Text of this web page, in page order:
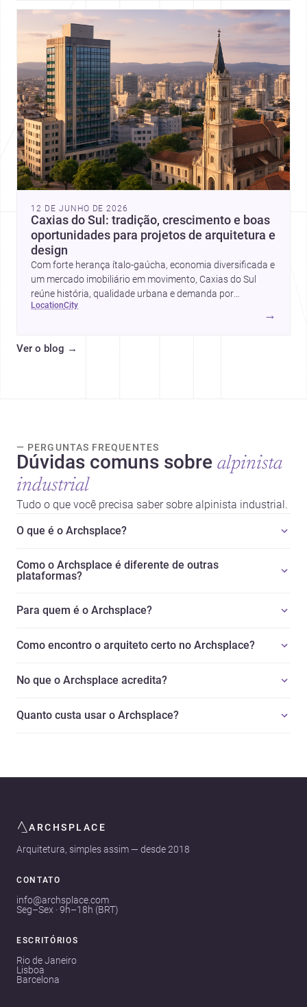
12 DE JUNHO DE 2026
Caxias do Sul: tradição, crescimento e boas
oportunidades para projetos de arquitetura e
design
Com forte herança ítalo-gaúcha, economia diversificada e
um mercado imobiliário em movimento, Caxias do Sul
reúne história, qualidade urbana e demanda por
profissionais como arquitetos, designer de interiores,
location city
→
Ver o blog →
— PERGUNTAS FREQUENTES
Dúvidas comuns sobre alpinista
industrial
Tudo o que você precisa saber sobre alpinista industrial.
O que é o Archsplace?
Como o Archsplace é diferente de outras
plataformas?
Para quem é o Archsplace?
Como encontro o arquiteto certo no Archsplace?
No que o Archsplace acredita?
Quanto custa usar o Archsplace?
ARCHSPLACE
Arquitetura, simples assim — desde 2018
CONTATO
info@archsplace.com
Seg–Sex · 9h–18h (BRT)
ESCRITÓRIOS
Rio de Janeiro
Lisboa
Barcelona